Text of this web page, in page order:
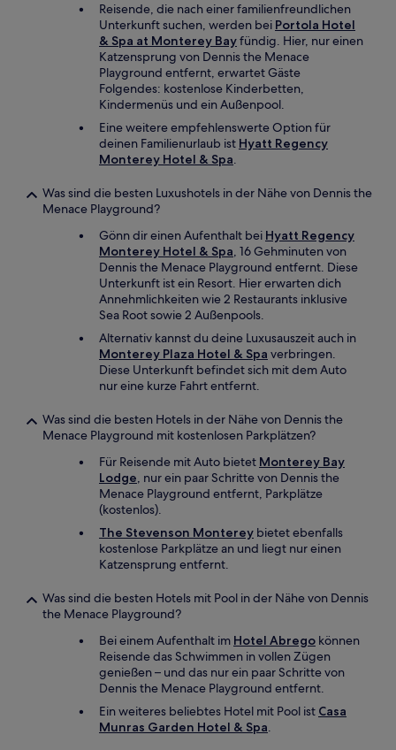
Reisende, die nach einer familienfreundlichen
Unterkunft suchen, werden bei Portola Hotel
& Spa at Monterey Bayfündig. Hier, nur einen
Katzensprung von Dennis the Menace
Playground entfernt, erwartet Gäste
Folgendes: kostenlose Kinderbetten,
Kindermenüs und ein Außenpool.
Eine weitere empfehlenswerte Option für
deinen Familienurlaub ist Hyatt Regency
Monterey Hotel & Spa.
Was sind die besten Luxushotels in der Nähe von Dennis the
Menace Playground?
Gönn dir einen Aufenthalt bei Hyatt Regency
Monterey Hotel & Spa, 16 Gehminuten von
Dennis the Menace Playground entfernt. Diese
Unterkunft ist ein Resort. Hier erwarten dich
Annehmlichkeiten wie 2 Restaurants inklusive
Sea Root sowie 2 Außenpools.
Alternativ kannst du deine Luxusauszeit auch in
Monterey Plaza Hotel & Spa verbringen.
Diese Unterkunft befindet sich mit dem Auto
nur eine kurze Fahrt entfernt.
Was sind die besten Hotels in der Nähe von Dennis the
Menace Playground mit kostenlosen Parkplätzen?
Für Reisende mit Auto bietet Monterey Bay
Lodge, nur ein paar Schritte von Dennis the
Menace Playground entfernt, Parkplätze
(kostenlos).
The Stevenson Monterey bietet ebenfalls
kostenlose Parkplätze an und liegt nur einen
Katzensprung entfernt.
Was sind die besten Hotels mit Pool in der Nähe von Dennis
the Menace Playground?
Bei einem Aufenthalt im Hotel Abrego können
Reisende das Schwimmen in vollen Zügen
genießen – und das nur ein paar Schritte von
Dennis the Menace Playground entfernt.
Ein weiteres beliebtes Hotel mit Pool ist Casa
Munras Garden Hotel & Spa.